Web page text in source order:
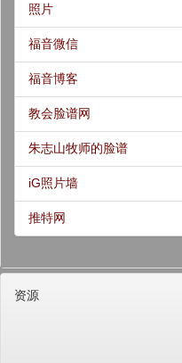
照片
福音微信
福音博客
教会脸谱网
朱志山牧师的脸谱
iG照片墙
推特网
资源